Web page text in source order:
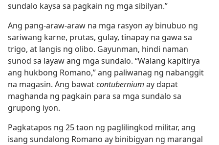
sundalo kaysa sa pagkain ng mga sibilyan.”
Ang pang-araw-araw na mga rasyon ay binubuo ng
sariwang karne, prutas, gulay, tinapay na gawa sa
trigo, at langis ng olibo. Gayunman, hindi naman
sunod sa layaw ang mga sundalo. “Walang kapitirya
ang hukbong Romano,” ang paliwanag ng nabanggit
na magasin. Ang bawatcontubernium ay dapat
maghanda ng pagkain para sa mga sundalo sa
grupong iyon.
Pagkatapos ng 25 taon ng paglilingkod militar, ang
isang sundalong Romano ay binibigyan ng marangal